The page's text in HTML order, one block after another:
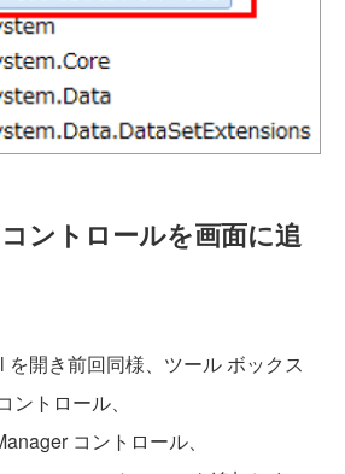
ントロールを画面に追
開き前回同様、ツール ボックス
トロール、
コントロール、